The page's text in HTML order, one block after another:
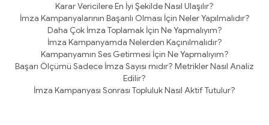
Karar Vericilere En İyi Şekilde Nasıl Ulaşılır?
İmza Kampanyalarının Başarılı Olması İçin Neler Yapılmalıdır?
Daha Çok İmza Toplamak İçin Ne Yapmalıyım?
İmza Kampanyamda Nelerden Kaçınılmalıdır?
Kampanyamın Ses Getirmesi İçin Ne Yapmalıyım?
Başarı Ölçümü Sadece İmza Sayısı mıdır? Metrikler Nasıl Analiz
Edilir?
İmza Kampanyası Sonrası Topluluk Nasıl Aktif Tutulur?